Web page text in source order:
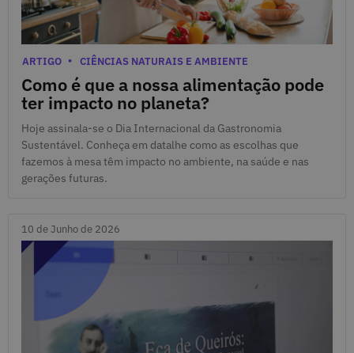
Como é que a nossa alimentação pode
ter impacto no planeta?
18 de Junho de 2026
Categorias
ARTIGO CIÊNCIAS NATURAIS E AMBIENTE
Hoje assinala-se o Dia Internacional da Gastronomia
Sustentável. Conheça em datalhe como as escolhas que
fazemos à mesa têm impacto no ambiente, na saúde e nas
gerações futuras.
10 de Junho de 2026